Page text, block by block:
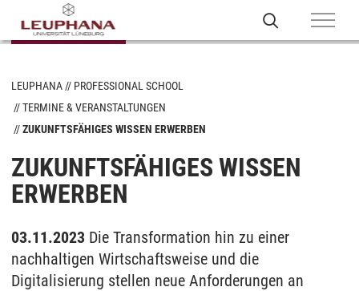
LEUPHANA
PROFESSIONAL SCHOOL
TERMINE & VERANSTALTUNGEN
ZUKUNFTSFÄHIGES WISSEN ERWERBEN
ZUKUNFTSFÄHIGES WISSEN
ERWERBEN
03.11.2023 Die Transformation hin zu einer
nachhaltigen Wirtschaftsweise und die
Digitalisierung stellen neue Anforderungen an